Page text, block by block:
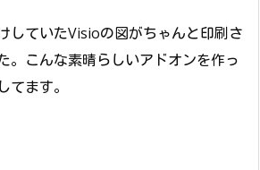
していたVisioの図がちゃんと印刷さ
。こんな素晴らしいアドオンを作っ
てます。